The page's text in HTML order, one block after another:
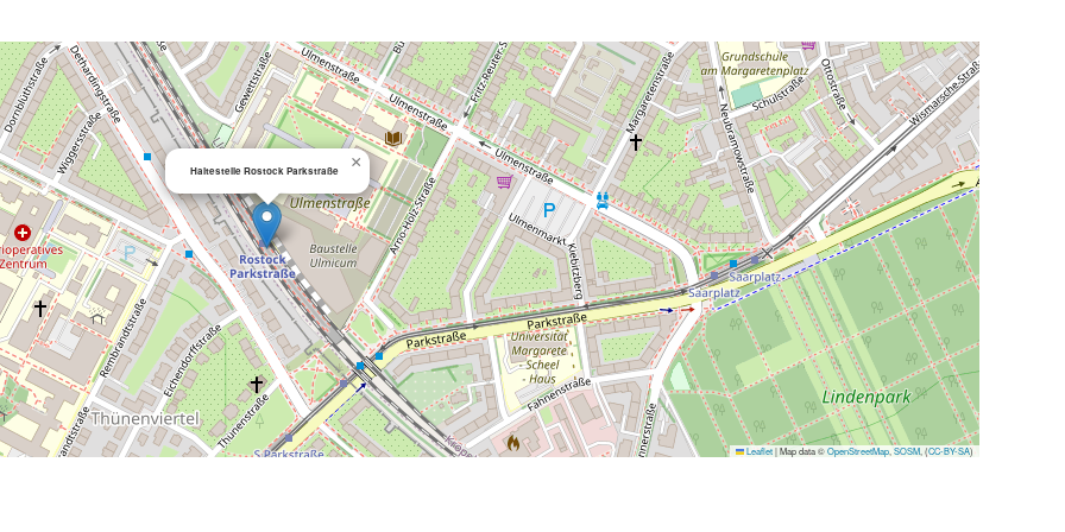
Haltestelle Rostock Parkstraße ×
Leaflet|Map data ©OpenStreetMap SOSM , (CC-BY-SA)